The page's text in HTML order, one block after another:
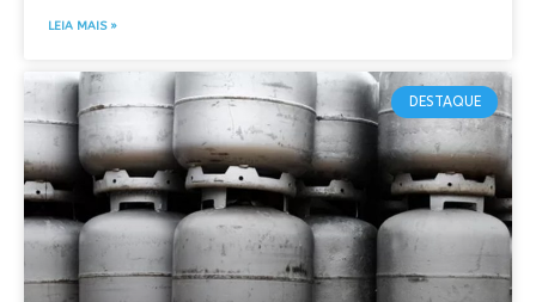
LEIA MAIS »
DESTAQUE